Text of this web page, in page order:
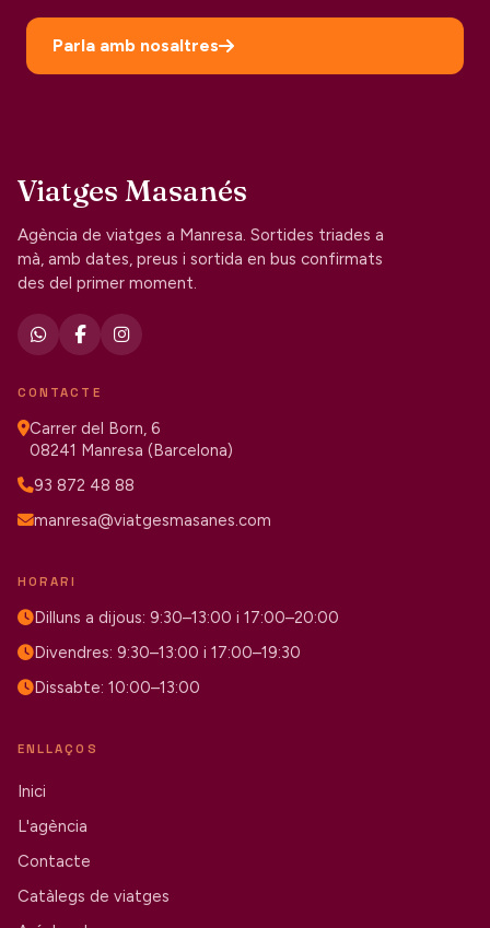
Parla amb nosaltres
Viatges Masanés
Agència de viatges a Manresa. Sortides triades a
mà, amb dates, preus i sortida en bus confirmats
des del primer moment.
CONTACTE
Carrer del Born, 6
08241 Manresa (Barcelona)
93 872 48 88
manresa@viatgesmasanes.com
HORARI
Dilluns a dijous: 9:30–13:00 i 17:00–20:00
Divendres: 9:30–13:00 i 17:00–19:30
Dissabte: 10:00–13:00
ENLLAÇOS
Inici
L'agència
Contacte
Catàlegs de viatges